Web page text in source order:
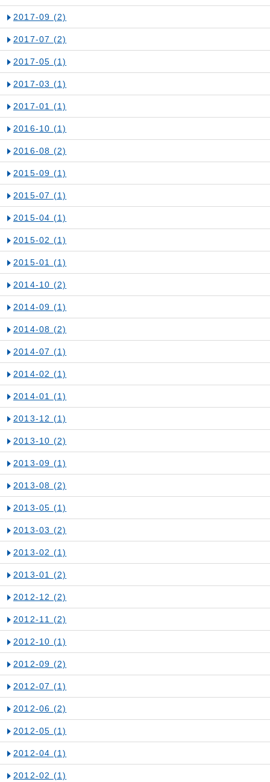
2017-09 (2)
2017-07 (2)
2017-05 (1)
2017-03 (1)
2017-01 (1)
2016-10 (1)
2016-08 (2)
2015-09 (1)
2015-07 (1)
2015-04 (1)
2015-02 (1)
2015-01 (1)
2014-10 (2)
2014-09 (1)
2014-08 (2)
2014-07 (1)
2014-02 (1)
2014-01 (1)
2013-12 (1)
2013-10 (2)
2013-09 (1)
2013-08 (2)
2013-05 (1)
2013-03 (2)
2013-02 (1)
2013-01 (2)
2012-12 (2)
2012-11 (2)
2012-10 (1)
2012-09 (2)
2012-07 (1)
2012-06 (2)
2012-05 (1)
2012-04 (1)
2012-02 (1)